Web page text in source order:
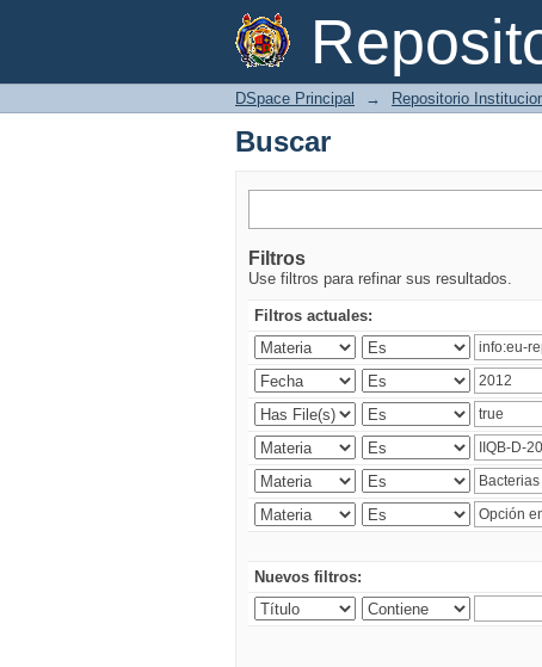
Buscar
DSpace Principal → Repositorio
Buscar
Filtros
Use filtros para refinar sus resultados.
Filtros actuales:
Nuevos filtros: